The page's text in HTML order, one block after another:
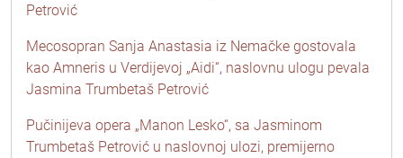
Petrović
Mecosopran Sanja Anastasia iz Nemačke gostovala
kao Amneris u Verdijevoj „Aidi“, naslovnu ulogu pevala
Jasmina Trumbetaš Petrović
Pučinijeva opera „Manon Lesko“, sa Jasminom
Trumbetaš Petrović u naslovnoj ulozi, premijerno